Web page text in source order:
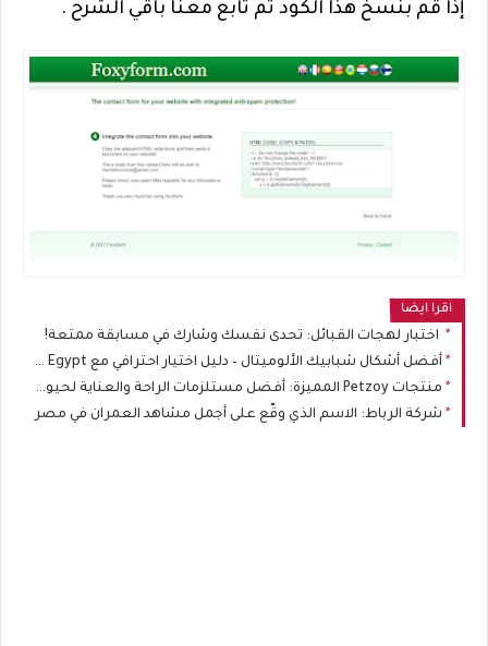
إذاً قم بنسخ هذا الكود ثم تابع معنا باقي الشرح .
اقرا ايضا
اختبار لهجات القبائل: تحدى نفسك وشارك في مسابقة ممتعة!
أفضل أشكال شبابيك الألوميتال – دليل اختيار احترافي مع Shutter Flex Egypt
منتجات Petzoy المميزة: أفضل مستلزمات الراحة والعناية لحيوانك الأليف في مكان واحد
شركة الرباط: الاسم الذي وقّع على أجمل مشاهد العمران في مصر